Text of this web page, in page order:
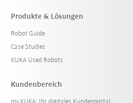
Produkte & Lösungen
Robot Guide
Case Studies
KUKA Used Robots
Kundenbereich